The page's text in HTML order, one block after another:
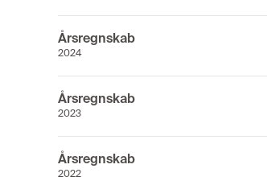
Årsregnskab
2024
Årsregnskab
2023
Årsregnskab
2022